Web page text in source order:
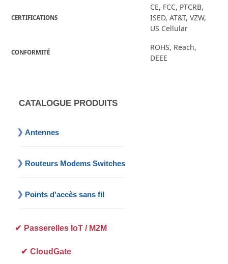
CERTIFICATIONS
CE, FCC, PTCRB,
ISED, AT&T, VZW,
US Cellular
CONFORMITÉ
ROHS, Reach,
DEEE
CATALOGUE PRODUITS
Antennes
Routeurs Modems Switches
Points d'accès sans fil
Passerelles IoT / M2M
CloudGate